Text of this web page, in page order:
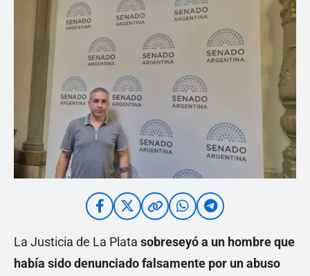
La Justicia de La Plata sobreseyó a un hombre que
había sidodenunciadofalsamente por un abuso